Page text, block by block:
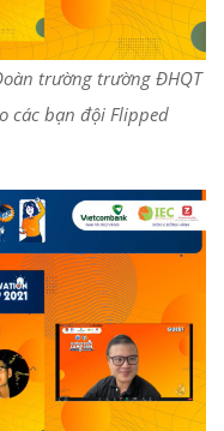
trường trường ĐHQT
các bạn đội Flipped